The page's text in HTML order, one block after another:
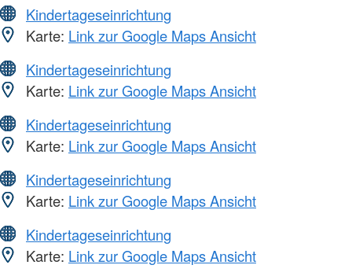
Kindertageseinrichtung
Karte: Link zur Google Maps Ansicht
Kindertageseinrichtung
Karte: Link zur Google Maps Ansicht
Kindertageseinrichtung
Karte: Link zur Google Maps Ansicht
Kindertageseinrichtung
Karte: Link zur Google Maps Ansicht
Kindertageseinrichtung
Karte: Link zur Google Maps Ansicht